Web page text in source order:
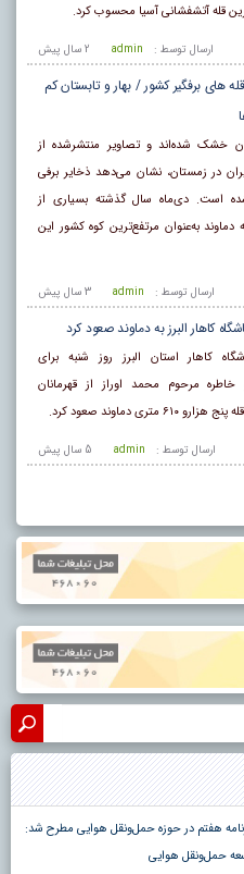
قله آتشفشانی آسیا محسوب کرد.
2 سال پيش ارسال توسط : admin
های برفگیر کشور / بهار و تابستان کم
خشک شده‌اند و تصاویر منتشرشده از
در زمستان، نشان می‌دهد ذخایر برفی
است. دی‌ماه سال گذشته بسیاری از
به‌عنوان مرتفع‌ترین کوه کشور این
3 سال پيش ارسال توسط : admin
کاهار البرز به دماوند صعود کرد
کاهار استان البرز روز شنبه برای
مرحوم محمد اوراز از قهرمانان
متری دماوند صعود کرد.
5 سال پيش ارسال توسط : admin
هفتم در حوزه حمل‌ونقل هوایی مطرح شد:
حمل‌ونقل هوایی